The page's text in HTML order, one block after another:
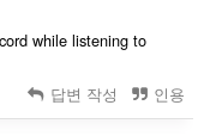
while listening to
답변 작성 인용